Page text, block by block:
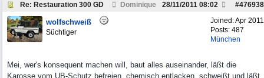
Re: Restauration 300 GD Dominique #476938
28/11/2011 08:02
Joined:Apr 2011
Posts: 487
München
wolfschweiß
Süchtiger
Mei, wer's konsequent machen will, baut alles auseinander, läßt die
Karosse vom UB-Schutz befreien, chemisch entlacken, schweißt und läßt